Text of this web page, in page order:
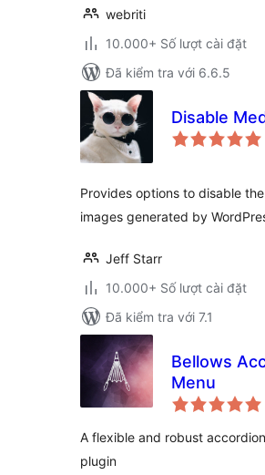
webriti
10.000+ Số lượt cài đặt
Đã kiểm tra với 6.6.5
Disable
Provides options to disable
images generated by
Jeff Starr
10.000+ Số lượt cài đặt
Đã kiểm tra với 7.1
Bellows
Menu
A flexible and robust
plugin